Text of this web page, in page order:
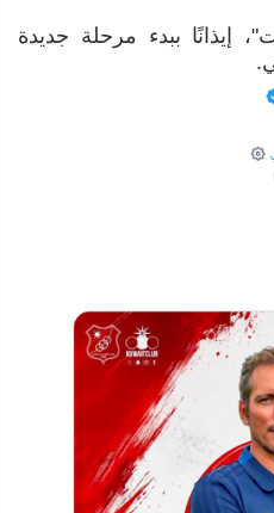
إيذانًا ببدء مرحلة جديدة